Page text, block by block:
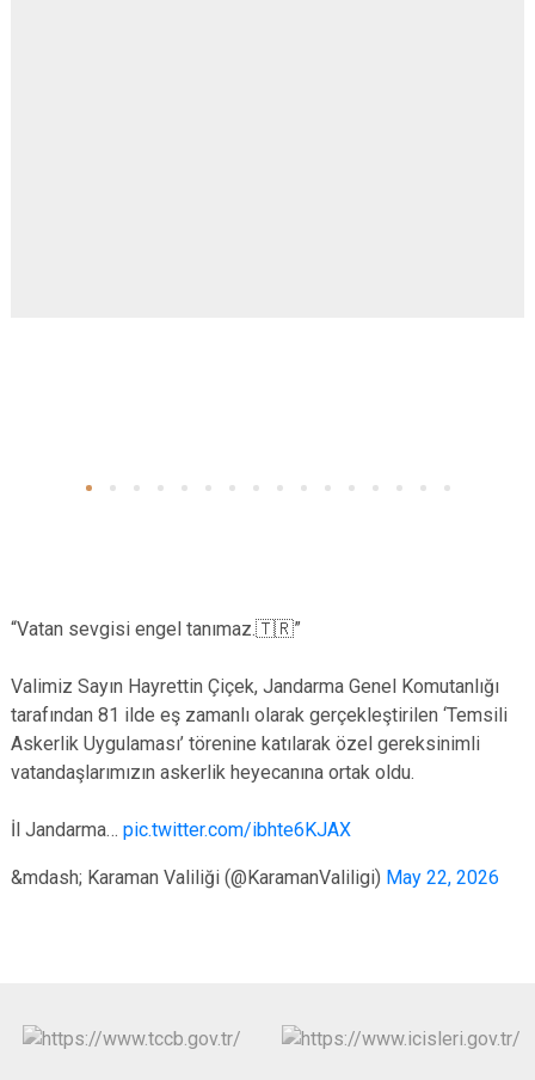
“Vatan sevgisi engel tanımaz.🇹🇷”
Valimiz Sayın Hayrettin Çiçek, Jandarma Genel Komutanlığı
tarafından 81 ilde eş zamanlı olarak gerçekleştirilen ‘Temsili
Askerlik Uygulaması’ törenine katılarak özel gereksinimli
vatandaşlarımızın askerlik heyecanına ortak oldu.
İl Jandarma… pic.twitter.com/ibhte6KJAX
&mdash; Karaman Valiliği (@KaramanValiligi) May 22, 2026